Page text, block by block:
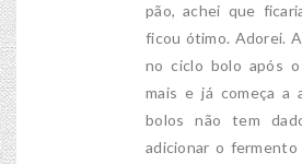
pão, achei que
ficou ótimo. Adorei.
no ciclo bolo após
mais e já começa a
bolos não tem
adicionar o